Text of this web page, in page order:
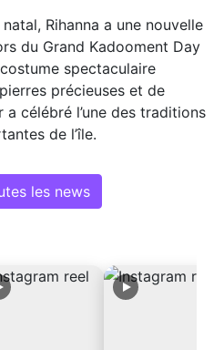
Rihanna a une nouvelle
du Grand Kadooment Day
spectaculaire
précieuses et de
célébré l’une des traditions
de l’île.
les news